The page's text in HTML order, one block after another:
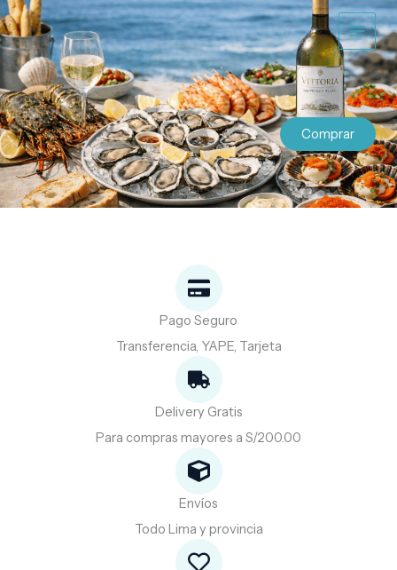
al
contenido
Comprar
Pago Seguro
Transferencia, YAPE, Tarjeta
Delivery Gratis
Para compras mayores a S/200.00
Envíos
Todo Lima y provincia